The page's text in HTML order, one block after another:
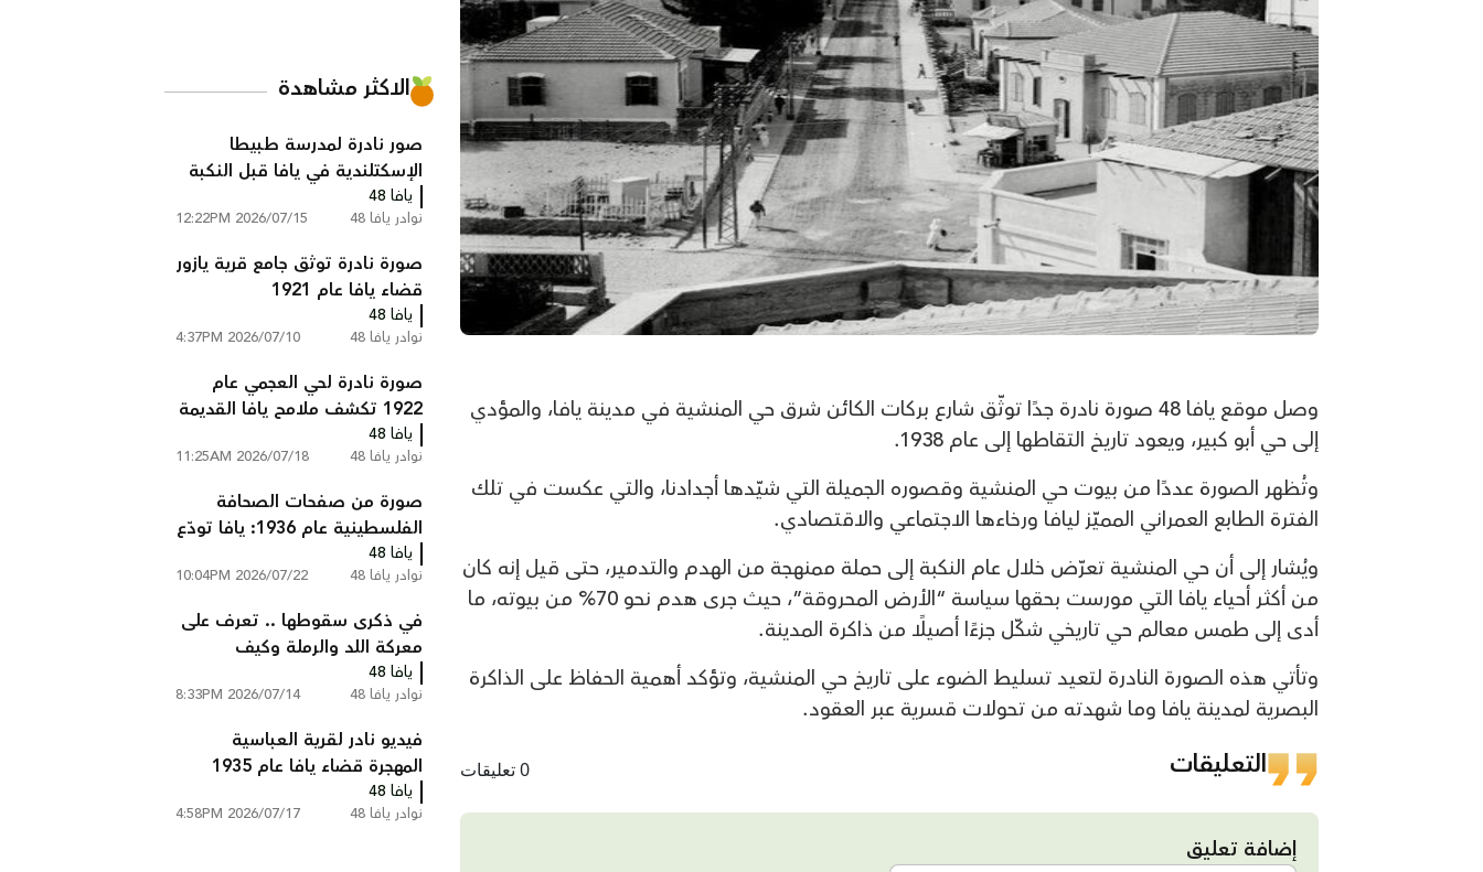
وصل موقع يافا 48 صورة نادرة جدًا توثّق شارع بركات الكائن شرق حي المنشية في مدينة يافا، والمؤدي
إلى حي أبو كبير، ويعود تاريخ التقاطها إلى عام 1938.
وتُظهر الصورة عددًا من بيوت حي المنشية وقصوره الجميلة التي شيّدها أجدادنا، والتي عكست في تلك
الفترة الطابع العمراني المميّز ليافا ورخاءها الاجتماعي والاقتصادي.
ويُشار إلى أن حي المنشية تعرّض خلال عام النكبة إلى حملة ممنهجة من الهدم والتدمير، حتى قيل إنه كان
من أكثر أحياء يافا التي مورست بحقها سياسة “الأرض المحروقة”، حيث جرى هدم نحو 70% من بيوته، ما
أدى إلى طمس معالم حي تاريخي شكّل جزءًا أصيلًا من ذاكرة المدينة.
وتأتي هذه الصورة النادرة لتعيد تسليط الضوء على تاريخ حي المنشية، وتؤكد أهمية الحفاظ على الذاكرة
البصرية لمدينة يافا وما شهدته من تحولات قسرية عبر العقود.
التعليقات 0 تعليقات
إضافة تعليق
الاكثر مشاهدة
صور نادرة لمدرسة طبيطا
الإسكتلندية في يافا قبل النكبة
يافا 48
نوادر يافا 48 2026/07/15 12:22PM
صورة نادرة توثق جامع قرية يازور
قضاء يافا عام 1921
يافا 48
نوادر يافا 48 2026/07/10 4:37PM
صورة نادرة لحي العجمي عام
1922 تكشف ملامح يافا القديمة
يافا 48
نوادر يافا 48 2026/07/18 11:25AM
صورة من صفحات الصحافة
الفلسطينية عام 1936: يافا تودّع
ثلاثة من شهدائها
يافا 48
نوادر يافا 48 2026/07/22 10:04PM
في ذكرى سقوطها .. تعرف على
معركة اللد والرملة وكيف
سقطت المدينتين
يافا 48
نوادر يافا 48 2026/07/14 8:33PM
فيديو نادر لقرية العباسية
المهجرة قضاء يافا عام 1935
يافا 48
نوادر يافا 48 2026/07/17 4:58PM